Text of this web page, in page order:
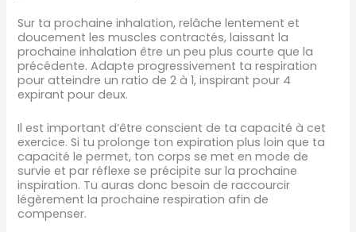
Sur ta prochaine inhalation, relâche lentement et
doucement les muscles contractés, laissant la
prochaine inhalation être un peu plus courte que la
précédente. Adapte progressivement ta respiration
pour atteindre un ratio de 2 à 1, inspirant pour 4
expirant pour deux.
Il est important d’être conscient de ta capacité à cet
exercice. Si tu prolonge ton expiration plus loin que ta
capacité le permet, ton corps se met en mode de
survie et par réflexe se précipite sur la prochaine
inspiration. Tu auras donc besoin de raccourcir
légèrement la prochaine respiration afin de
compenser.